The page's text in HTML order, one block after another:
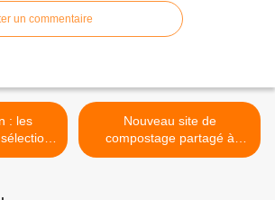
un commentaire
Nouveau site de
compostage partagé à
Braux : un pas de plus vers